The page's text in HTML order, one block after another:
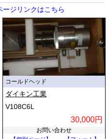
ジリンクはこちら
コールドヘッド
ダイキン工業
V108C6L
30,000円
お問い合わせ